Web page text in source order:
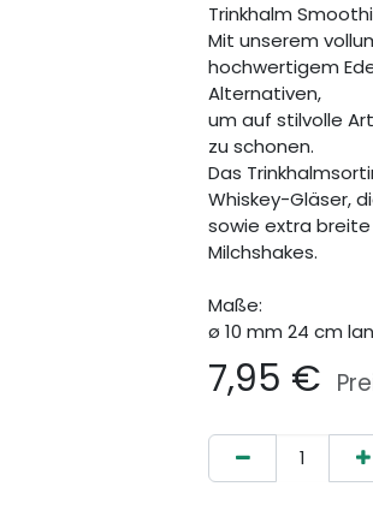
Trinkhalm
Mit unserem
hochwertigem
Alternativen,
um auf stilvolle
zu schonen.
Das
Whiskey-Gläser,
sowie extra
Milchshakes.
Maße:
ø 10 mm 24 cm
7,95 €